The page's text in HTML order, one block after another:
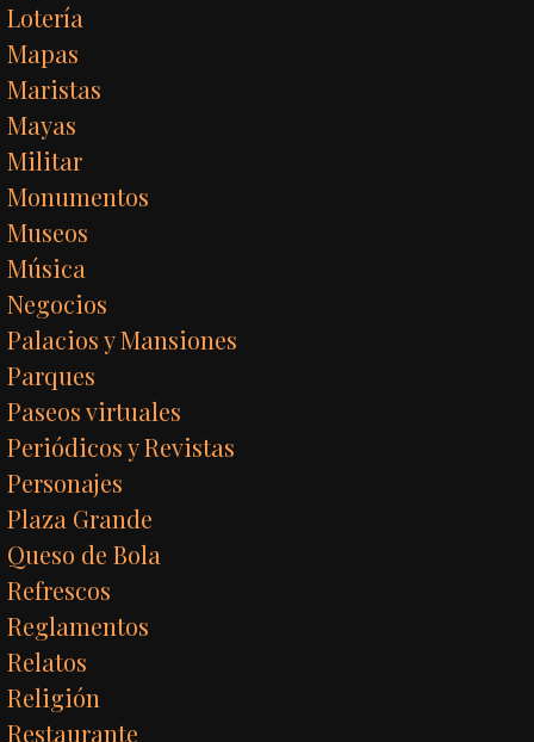
Lotería
Mapas
Maristas
Mayas
Militar
Monumentos
Museos
Música
Negocios
Palacios y Mansiones
Parques
Paseos virtuales
Periódicos y Revistas
Personajes
Plaza Grande
Queso de Bola
Refrescos
Reglamentos
Relatos
Religión
Restaurante